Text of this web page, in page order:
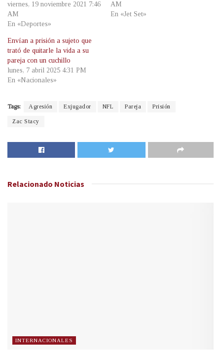
viernes, 19 noviembre 2021 7:46
AM
En «Deportes»
AM
En «Jet Set»
Envían a prisión a sujeto que
trató de quitarle la vida a su
pareja con un cuchillo
lunes, 7 abril 2025 4:31 PM
En «Nacionales»
Tags: Agresión Exjugador NFL Pareja Prisión
Zac Stacy
Relacionado Noticias
INTERNACIONALES